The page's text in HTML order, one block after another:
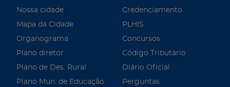
Nossa cidade
Mapa da Cidade
Organograma
Plano diretor
Plano de Des. Rural
Plano Mun. de Educação
Credenciamento
PLHIS
Concursos
Código Tributário
Diário Oficial
Perguntas